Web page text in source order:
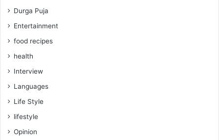
Durga Puja
Entertainment
food recipes
health
Interview
Languages
Life Style
lifestyle
Opinion